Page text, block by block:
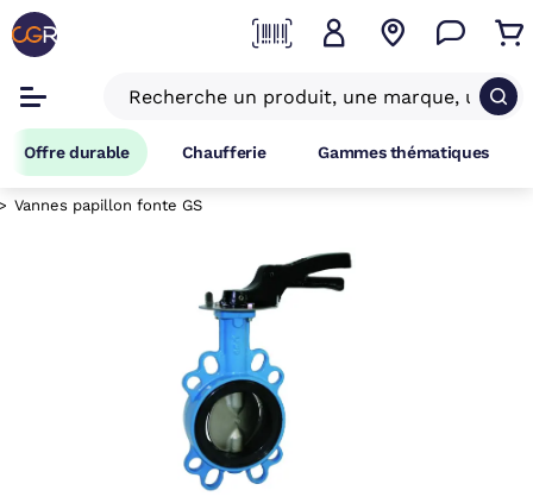
Offre durable Chaufferie Gammes thématiques
Vannes papillon fonte GS